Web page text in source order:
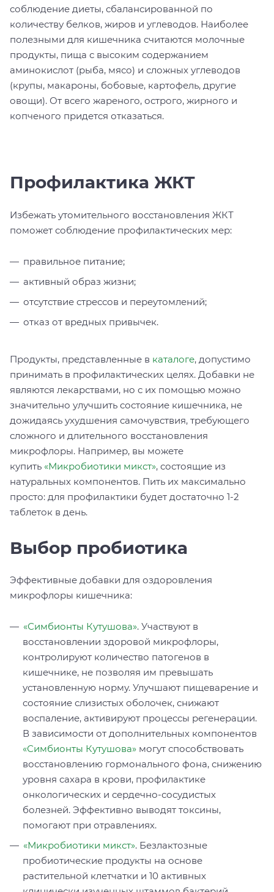
соблюдение диеты, сбалансированной по
количеству белков, жиров и углеводов. Наиболее
полезными для кишечника считаются молочные
продукты, пища с высоким содержанием
аминокислот (рыба, мясо) и сложных углеводов
(крупы, макароны, бобовые, картофель, другие
овощи). От всего жареного, острого, жирного и
копченого придется отказаться.
Профилактика ЖКТ
Избежать утомительного восстановления ЖКТ
поможет соблюдение профилактических мер:
правильное питание;
активный образ жизни;
отсутствие стрессов и переутомлений;
отказ от вредных привычек.
Продукты, представленные в каталоге, допустимо
принимать в профилактических целях. Добавки не
являются лекарствами, но с их помощью можно
значительно улучшить состояние кишечника, не
дожидаясь ухудшения самочувствия, требующего
сложного и длительного восстановления
микрофлоры. Например, вы можете
купить «Микробиотики микст», состоящие из
натуральных компонентов. Пить их максимально
просто: для профилактики будет достаточно 1-2
таблеток в день.
Выбор пробиотика
Эффективные добавки для оздоровления
микрофлоры кишечника:
«Симбионты Кутушова». Участвуют в
восстановлении здоровой микрофлоры,
контролируют количество патогенов в
кишечнике, не позволяя им превышать
установленную норму. Улучшают пищеварение и
состояние слизистых оболочек, снижают
воспаление, активируют процессы регенерации.
В зависимости от дополнительных компонентов
«Симбионты Кутушова» могут способствовать
восстановлению гормонального фона, снижению
уровня сахара в крови, профилактике
онкологических и сердечно-сосудистых
болезней. Эффективно выводят токсины,
помогают при отравлениях.
«Микробиотики микст». Безлактозные
пробиотические продукты на основе
растительной клетчатки и 10 активных